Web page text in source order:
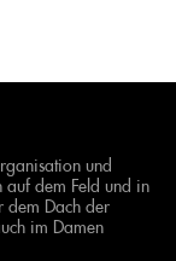
und
auf dem Feld und in
dem Dach der
im Damen